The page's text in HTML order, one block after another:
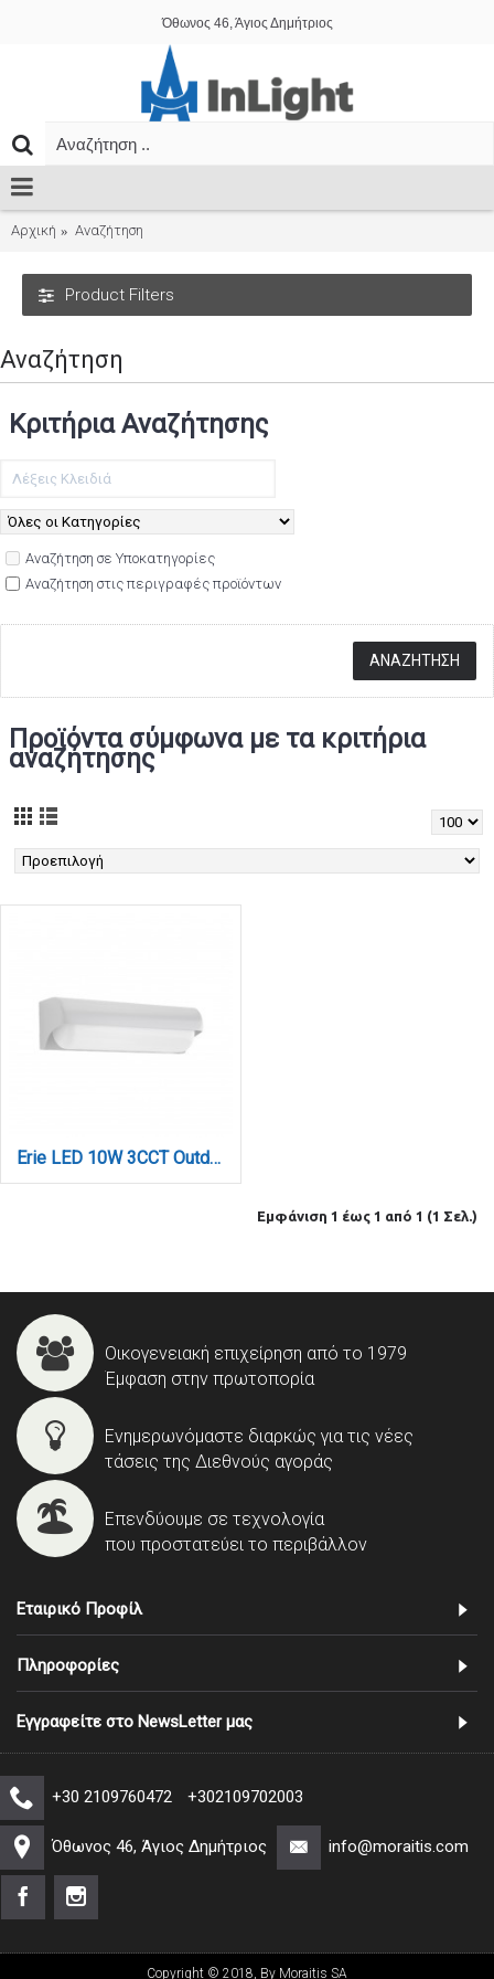
Όθωνος 46, Άγιος Δημήτριος
Αρχική Αναζήτηση
Product Filters
Αναζήτηση
Κριτήρια Αναζήτησης
Αναζήτηση σε Υποκατηγορίες
Αναζήτηση στις περιγραφές προϊόντων
Προϊόντα σύμφωνα με τα κριτήρια
αναζήτησης
Erie LED 10W 3CCT Outdoor Wall Lamp White D:26,1cmx7cm (80203020)
Εμφάνιση 1 έως 1 από 1 (1 Σελ.)
Οικογενειακή επιχείρηση από το 1979
Έμφαση στην πρωτοπορία
Ενημερωνόμαστε διαρκώς για τις νέες
τάσεις της Διεθνούς αγοράς
Επενδύουμε σε τεχνολογία
που προστατεύει το περιβάλλον
Εταιρικό Προφίλ
Πληροφορίες
Εγγραφείτε στο NewsLetter μας
+30 2109760472 +302109702003
Όθωνος 46, Άγιος Δημήτριος info@moraitis.com
Copyright © 2018, By Moraitis SA